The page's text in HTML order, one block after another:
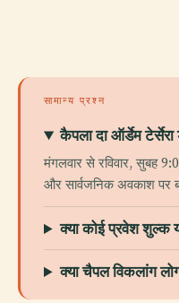
सामान्य प्रश्न
कैपला दा ऑर्डेम
मंगलवार से रविवार, सुबह
और सार्वजनिक अवकाश पर
क्या कोई प्रवेश
क्या चैपल विकलांग